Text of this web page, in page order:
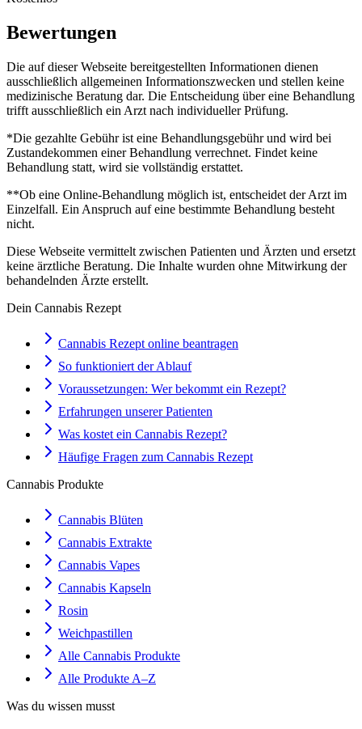
Bewertungen
Die auf dieser Webseite bereitgestellten Informationen dienen
ausschließlich allgemeinen Informationszwecken und stellen keine
medizinische Beratung dar. Die Entscheidung über eine Behandlung
trifft ausschließlich ein Arzt nach individueller Prüfung.
*Die gezahlte Gebühr ist eine Behandlungsgebühr und wird bei
Zustandekommen einer Behandlung verrechnet. Findet keine
Behandlung statt, wird sie vollständig erstattet.
**Ob eine Online-Behandlung möglich ist, entscheidet der Arzt im
Einzelfall. Ein Anspruch auf eine bestimmte Behandlung besteht
nicht.
Diese Webseite vermittelt zwischen Patienten und Ärzten und ersetzt
keine ärztliche Beratung. Die Inhalte wurden ohne Mitwirkung der
behandelnden Ärzte erstellt.
Dein Cannabis Rezept
Cannabis Rezept online beantragen
So funktioniert der Ablauf
Voraussetzungen: Wer bekommt ein Rezept?
Erfahrungen unserer Patienten
Was kostet ein Cannabis Rezept?
Häufige Fragen zum Cannabis Rezept
Cannabis Produkte
Cannabis Blüten
Cannabis Extrakte
Cannabis Vapes
Cannabis Kapseln
Rosin
Weichpastillen
Alle Cannabis Produkte
Alle Produkte A–Z
Was du wissen musst